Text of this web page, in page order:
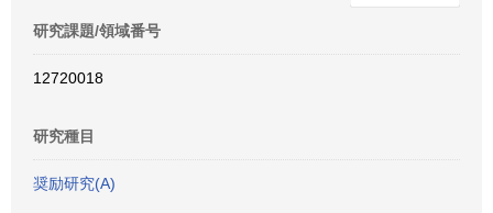
研究課題/領域番号
12720018
研究種目
奨励研究(A)